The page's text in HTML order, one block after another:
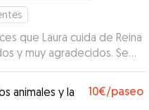
que Laura cuida de Reina
y muy agradecidos. Se
y está siempre
Reina la vemos
”animales y la
10€/paseo